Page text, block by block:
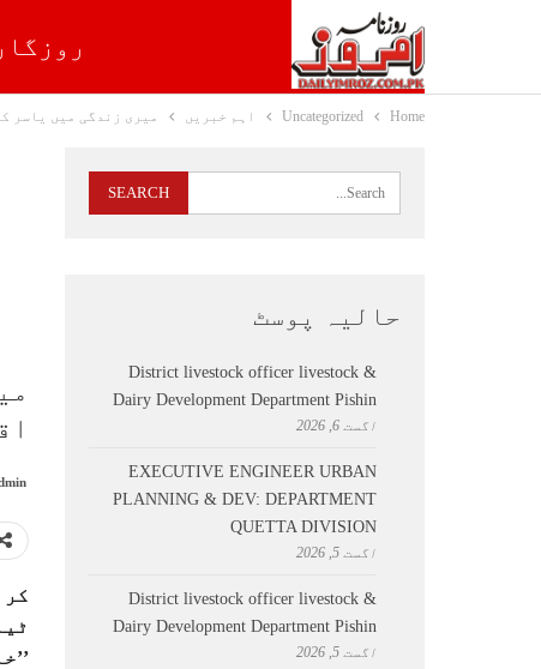
روزگار
Home
Uncategorized اہم خبریں میری زندگی میں یاسر
حالیہ پوسٹ
District livestock officer livestock &
Dairy Development Department Pishin
اگست 6, 2026
EXECUTIVE ENGINEER URBAN
PLANNING & DEV: DEPARTMENT
QUETTA DIVISION
اگست 5, 2026
District livestock officer livestock &
Dairy Development Department Pishin
اگست 5, 2026